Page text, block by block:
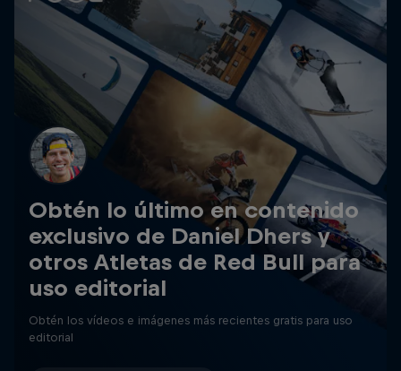
Obtén lo último en contenido
exclusivo de Daniel Dhers y
otros Atletas de Red Bull para
uso editorial
Obtén los vídeos e imágenes más recientes gratis para uso
editorial